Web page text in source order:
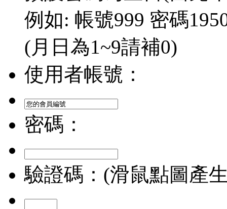
例如: 帳號999 密碼
(月日為1~9請補0)
使用者帳號：
密碼：
驗證碼：(滑鼠點圖產